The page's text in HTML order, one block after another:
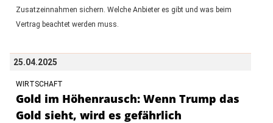
Zusatzeinnahmen sichern. Welche Anbieter es gibt und was beim
Vertrag beachtet werden muss.
25.04.2025
WIRTSCHAFT
Gold im Höhenrausch: Wenn Trump das
Gold sieht, wird es gefährlich